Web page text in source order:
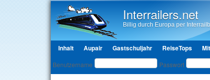
Interrailers.net
Billig durch Europa per
Hauptmenü
Inhalt Aupair Gastschuljahr ReiseTops
Benutzeranmeldung
Benutzername Passwort